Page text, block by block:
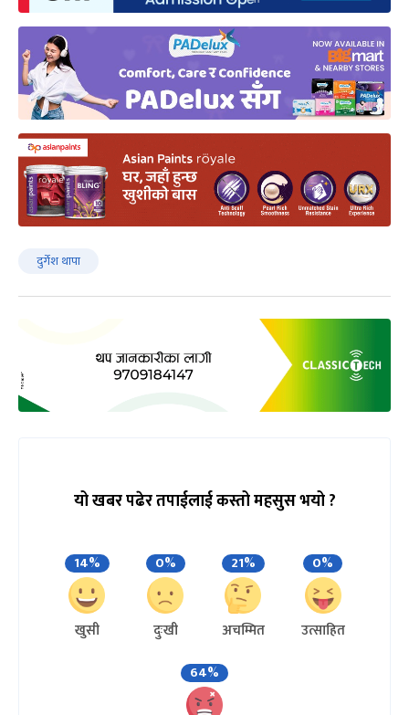
दुर्गेश थापा
यो खबर पढेर तपाईलाई कस्तो महसुस भयो ?
14%
खुसी
0%
दुःखी
21%
अचम्मित
0%
उत्साहित
64%